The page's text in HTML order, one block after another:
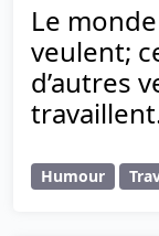
Le
veulent;
d’autres
Humour